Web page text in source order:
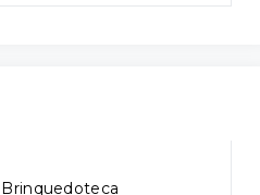
Brinquedoteca